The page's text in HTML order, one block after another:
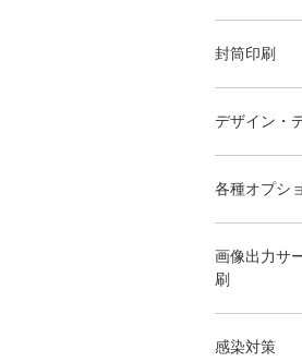
封筒印刷
デザイン・
各種オプシ
画像出力サ
刷
感染対策